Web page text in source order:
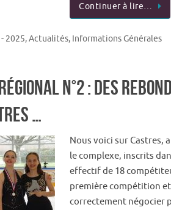
Continuer à lire…
2025,Actualités, Informations Générales
N°2 : Des
…
Nous voici sur Castres,
le complexe, inscrits
effectif de 18
première compétition
correctement négocier